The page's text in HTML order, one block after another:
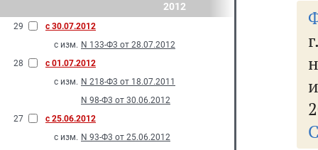
2012
29
с 30.07.2012
с изм. N 133-Ф3 от 28.07.2012
28
с 01.07.2012
с изм. N 218-Ф3 от 18.07.2011
N 98-Ф3 от 30.06.2012
27
с 25.06.2012
с изм. N 93-Ф3 от 25.06.2012